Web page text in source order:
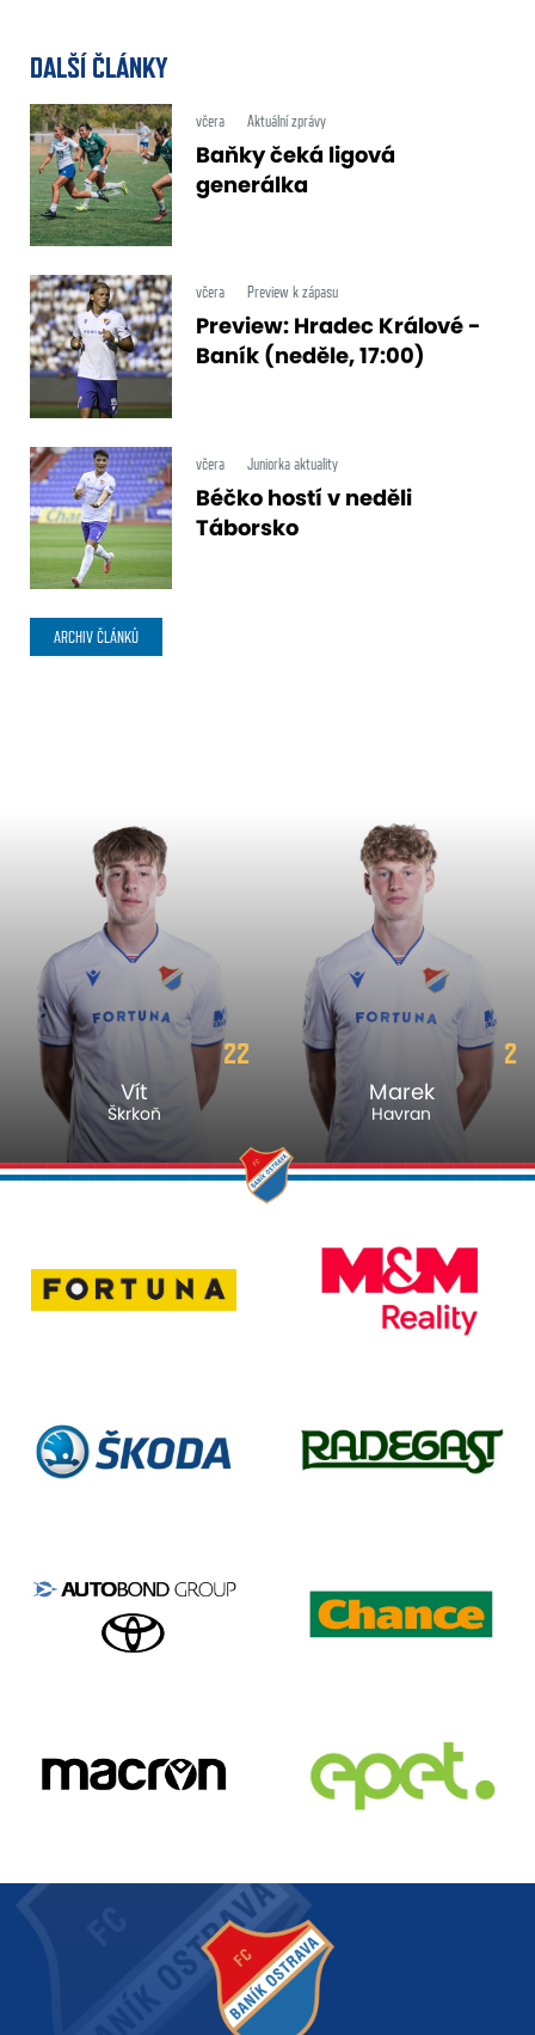
DALŠÍ ČLÁNKY
včera Aktuální zprávy
Baňky čeká ligová
generálka
včera Preview k zápasu
Preview: Hradec Králové -
Baník (neděle, 17:00)
včera Juniorka aktuality
Béčko hostí v neděli
Táborsko
ARCHIV ČLÁNKŮ
22
Vít
Škrkoň
2
Marek
Havran